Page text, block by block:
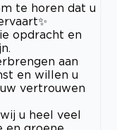
te horen dat u
opdracht en
aan
en willen u
vertrouwen
u heel veel